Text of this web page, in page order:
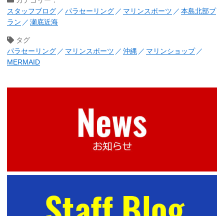
スタッフブログ
パラセーリング マリンスポーツ
本島北部プ
ラン
瀬底近海
タグ
パラセーリング
マリンスポーツ 沖縄
マリンショップ
MERMAID